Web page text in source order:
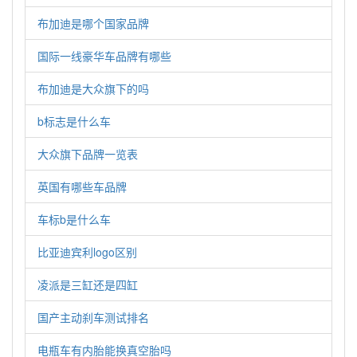
布加迪是哪个国家品牌
国际一线豪华车品牌有哪些
布加迪是大众旗下的吗
b标志是什么车
大众旗下品牌一览表
英国有哪些车品牌
车标b是什么车
比亚迪宾利logo区别
凌派是三缸还是四缸
国产主动刹车测试排名
电瓶车有内胎能换真空胎吗